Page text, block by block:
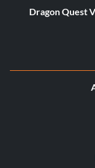
Dragon Quest